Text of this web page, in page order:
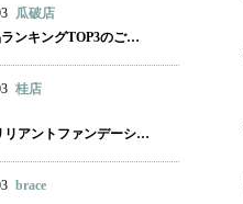
瓜破店
ランキングTOP3のご…
桂店
リアントファンデーシ…
brace